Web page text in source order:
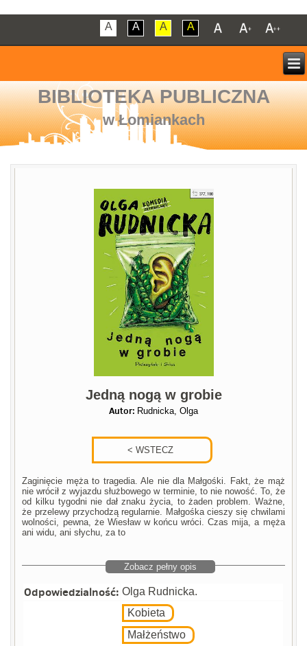
A A A A
BIBLIOTEKA PUBLICZNA
w Łomiankach
Jedną nogą w grobie
Autor: Rudnicka, Olga
Zaginięcie męża to tragedia. Ale nie dla Małgośki. Fakt, że mąż
nie wrócił z wyjazdu służbowego w terminie, to nie nowość. To, że
od kilku tygodni nie dał znaku życia, to żaden problem. Ważne,
że przelewy przychodzą regularnie. Małgośka cieszy się chwilami
wolności, pewna, że Wiesław w końcu wróci. Czas mija, a męża
ani widu, ani słychu, za to
Zobacz pełny opis
Odpowiedzialność: Olga Rudnicka.
Kobieta
Małżeństwo